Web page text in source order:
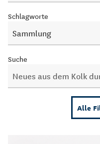
Schlagworte
Sammlung
Suche
Alle